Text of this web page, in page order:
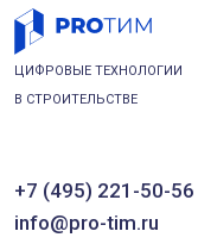
ЦИФРОВЫЕ ТЕХНОЛОГИИ
В СТРОИТЕЛЬСТВЕ
+7 (495) 221-50-56
info@pro-tim.ru